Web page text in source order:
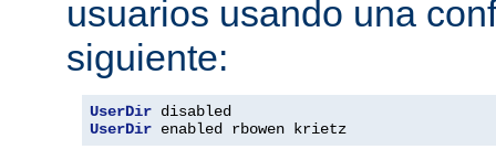
usuarios usando una
siguiente:
UserDir
UserDir enabled rbowen krietz